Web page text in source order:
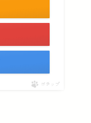
ポチップ